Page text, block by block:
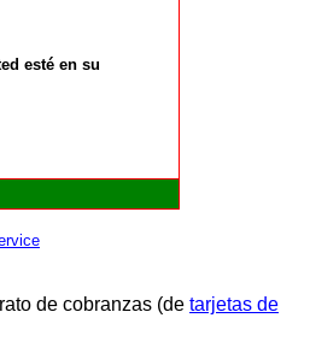
esté en su
de cobranzas (de tarjetas de